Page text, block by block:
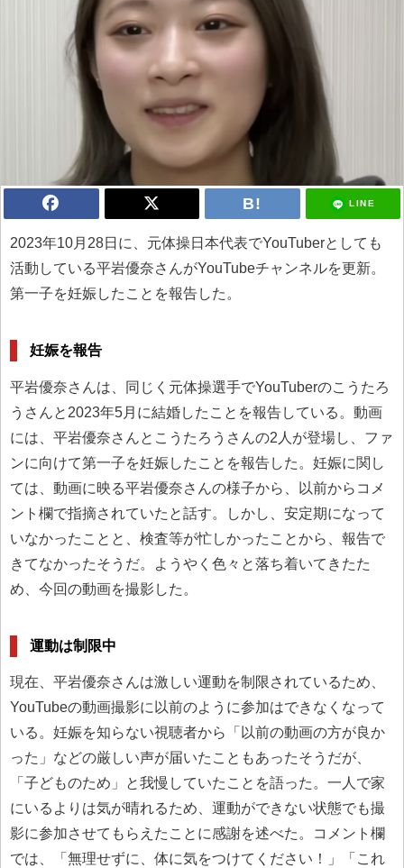
LINE
2023年10月28日に、元体操日本代表でYouTuberとしても
活動している平岩優奈さんがYouTubeチャンネルを更新。
第一子を妊娠したことを報告した。
妊娠を報告
平岩優奈さんは、同じく元体操選手でYouTuberのこうたろ
うさんと2023年5月に結婚したことを報告している。動画
には、平岩優奈さんとこうたろうさんの2人が登場し、ファ
ンに向けて第一子を妊娠したことを報告した。妊娠に関し
ては、動画に映る平岩優奈さんの様子から、以前からコメ
ント欄で指摘されていたと話す。しかし、安定期になって
いなかったことと、検査等が忙しかったことから、報告で
きてなかったそうだ。ようやく色々と落ち着いてきたた
め、今回の動画を撮影した。
運動は制限中
現在、平岩優奈さんは激しい運動を制限されているため、
YouTubeの動画撮影に以前のように参加はできなくなって
いる。妊娠を知らない視聴者から「以前の動画の方が良か
った」などの厳しい声が届いたこともあったそうだが、
「子どものため」と我慢していたことを語った。一人で家
にいるよりは気が晴れるため、運動ができない状態でも撮
影に参加させてもらえたことに感謝を述べた。コメント欄
では、「無理せずに、体に気をつけてください！」「これ